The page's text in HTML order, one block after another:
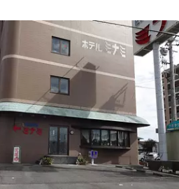
で味わえる「マス釣り」も人気で
トで、ぜひご利用ください。